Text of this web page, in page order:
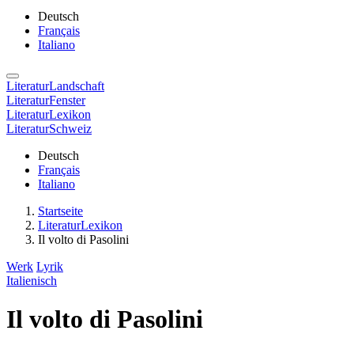
Deutsch
Français
Italiano
LiteraturLandschaft
LiteraturFenster
LiteraturLexikon
LiteraturSchweiz
Deutsch
Français
Italiano
Startseite
LiteraturLexikon
Il volto di Pasolini
Werk Lyrik
Italienisch
Il volto di Pasolini